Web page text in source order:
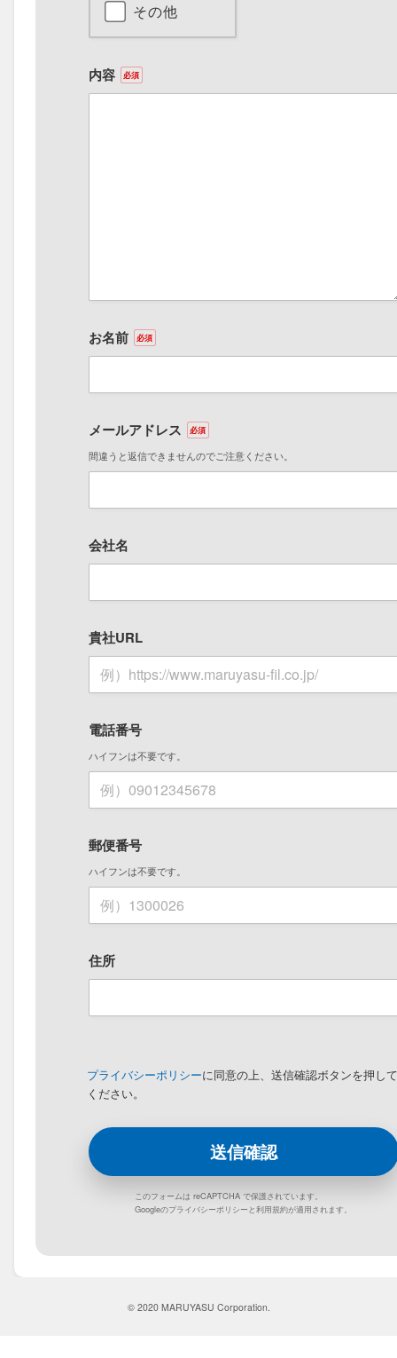
その他
内容 必須
お名前 必須
メールアドレス 必須
間違うと返信できませんのでご注意ください。
会社名
貴社URL
電話番号
ハイフンは不要です。
郵便番号
ハイフンは不要です。
住所
プライバシーポリシーに同意の上、送信確認ボタンを押し
ください。
このフォームは reCAPTCHA で保護されています。
Googleのプライバシーポリシーと利用規約が適用されます。
© 2020 MARUYASU Corporation.